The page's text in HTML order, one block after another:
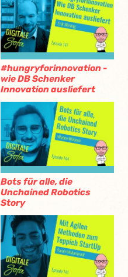
#hungryforinnovation -
wie DB Schenker
Innovation ausliefert
Bots für alle, die
Unchained Robotics
Story